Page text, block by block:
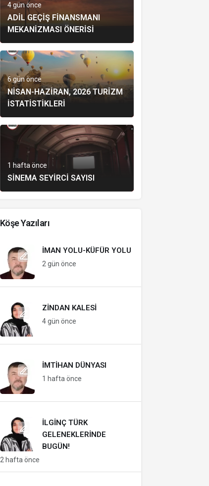
4 gün önce
ADIL GEÇIŞ FINANSMANI
MEKANIZMASI ÖNERISI
6 gün önce
NISAN-HAZIRAN, 2026 TURIZM
İSTATISTIKLERI
1 hafta önce
SINEMA SEYIRCI SAYISI
Köşe Yazıları
İMAN YOLU-KÜFÜR YOLU
2 gün önce
ZINDAN KALESI
4 gün önce
İMTIHAN DÜNYASI
1 hafta önce
İLGINÇ TÜRK
GELENEKLERINDE
BUGÜN!
2 hafta önce